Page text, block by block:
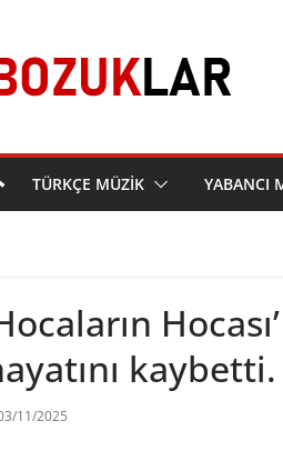
TÜRKÇE MÜZİK YABANCI
kaybetti.
11/2025